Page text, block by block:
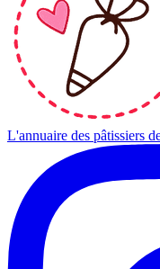
L'annuaire des pâtissiers